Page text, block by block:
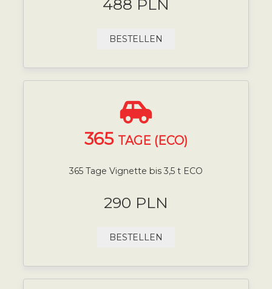
488 PLN
BESTELLEN
365 TAGE (ECO)
365 Tage Vignette bis 3,5 t ECO
290 PLN
BESTELLEN